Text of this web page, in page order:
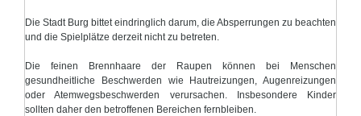
Veröffentlichung
des
der
2.
Änderung
zum
Bebauungsplanes
Die Stadt Burg bittet eindringlich darum, die Absperrungen zu beachten
und die Spielplätze derzeit nicht zu betreten.
Die feinen Brennhaare der Raupen können bei Menschen
gesundheitliche Beschwerden wie Hautreizungen, Augenreizungen
oder Atemwegsbeschwerden verursachen. Insbesondere Kinder
sollten daher den betroffenen Bereichen fernbleiben.